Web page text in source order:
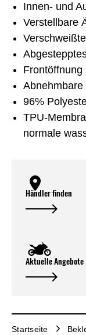
Innen- und
Verstellbare
Abnehmbare
96%
TPU-
normale
Händler finden
Aktuelle Angebote
Startseite